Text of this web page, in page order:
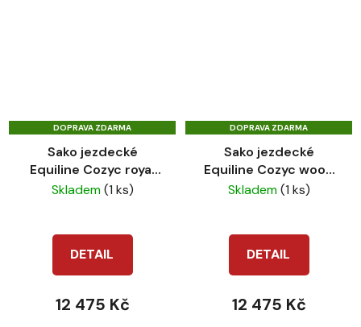
DOPRAVA ZDARMA
Sako jezdecké
Equiline Cozyc royal
blue
Skladem(1 ks)
DETAIL
12 475 Kč
DOPRAVA ZDARMA
Sako jezdecké
Equiline Cozyc wood
violet
Skladem(1 ks)
DETAIL
12 475 Kč